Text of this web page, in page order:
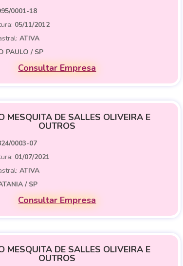
0001-18
05/11/2012
ATIVA
PAULO / SP
Consultar Empresa
MESQUITA DE SALLES OLIVEIRA E
OUTROS
0003-07
01/07/2021
ATIVA
/ SP
Consultar Empresa
MESQUITA DE SALLES OLIVEIRA E
OUTROS